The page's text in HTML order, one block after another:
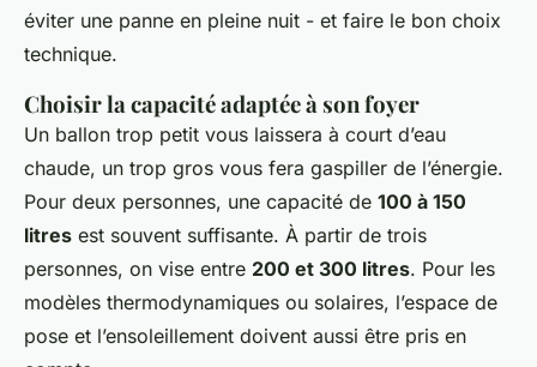
éviter une panne en pleine nuit - et faire le bon choix
technique.
Choisir la capacité adaptée à son foyer
Un ballon trop petit vous laissera à court d’eau
chaude, un trop gros vous fera gaspiller de l’énergie.
Pour deux personnes, une capacité de 100 à 150
litres est souvent suffisante. À partir de trois
personnes, on vise entre 200 et 300 litres. Pour les
modèles thermodynamiques ou solaires, l’espace de
pose et l’ensoleillement doivent aussi être pris en